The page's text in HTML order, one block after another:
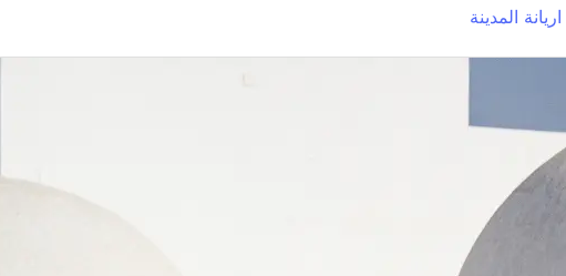
اريانة المدينة